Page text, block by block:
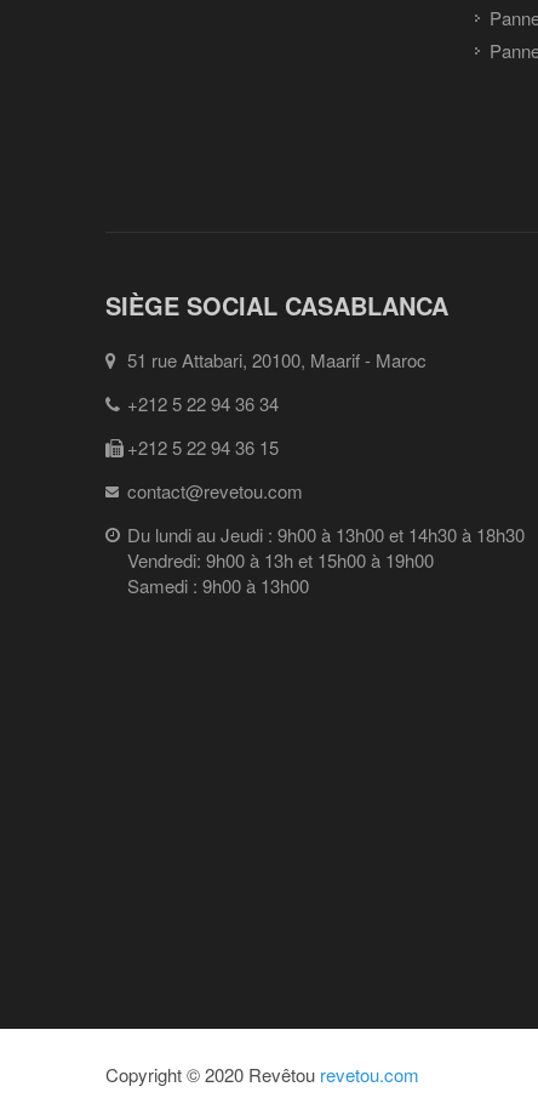
SIÈGE SOCIAL CASABLANCA
51 rue Attabari, 20100, Maarif - Maroc
+212 5 22 94 36 34
+212 5 22 94 36 15
contact@revetou.com
Du lundi au Jeudi : 9h00 à 13h00 et 14h30 à 18h30
Vendredi: 9h00 à 13h et 15h00 à 19h00
Samedi : 9h00 à 13h00
Copyright © 2020 Revêtou revetou.com